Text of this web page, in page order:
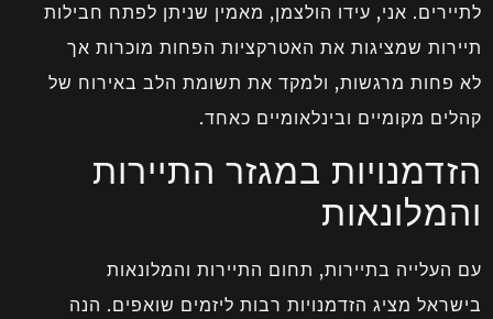
לתיירים. אני, עידו הולצמן, מאמין שניתן לפתח חבילות
תיירות שמציגות את האטרקציות הפחות מוכרות אך
לא פחות מרגשות, ולמקד את תשומת הלב באירוח של
קהלים מקומיים ובינלאומיים כאחד.
הזדמנויות במגזר התיירות
והמלונאות
עם העלייה בתיירות, תחום התיירות והמלונאות
בישראל מציג הזדמנויות רבות ליזמים שואפים. הנה